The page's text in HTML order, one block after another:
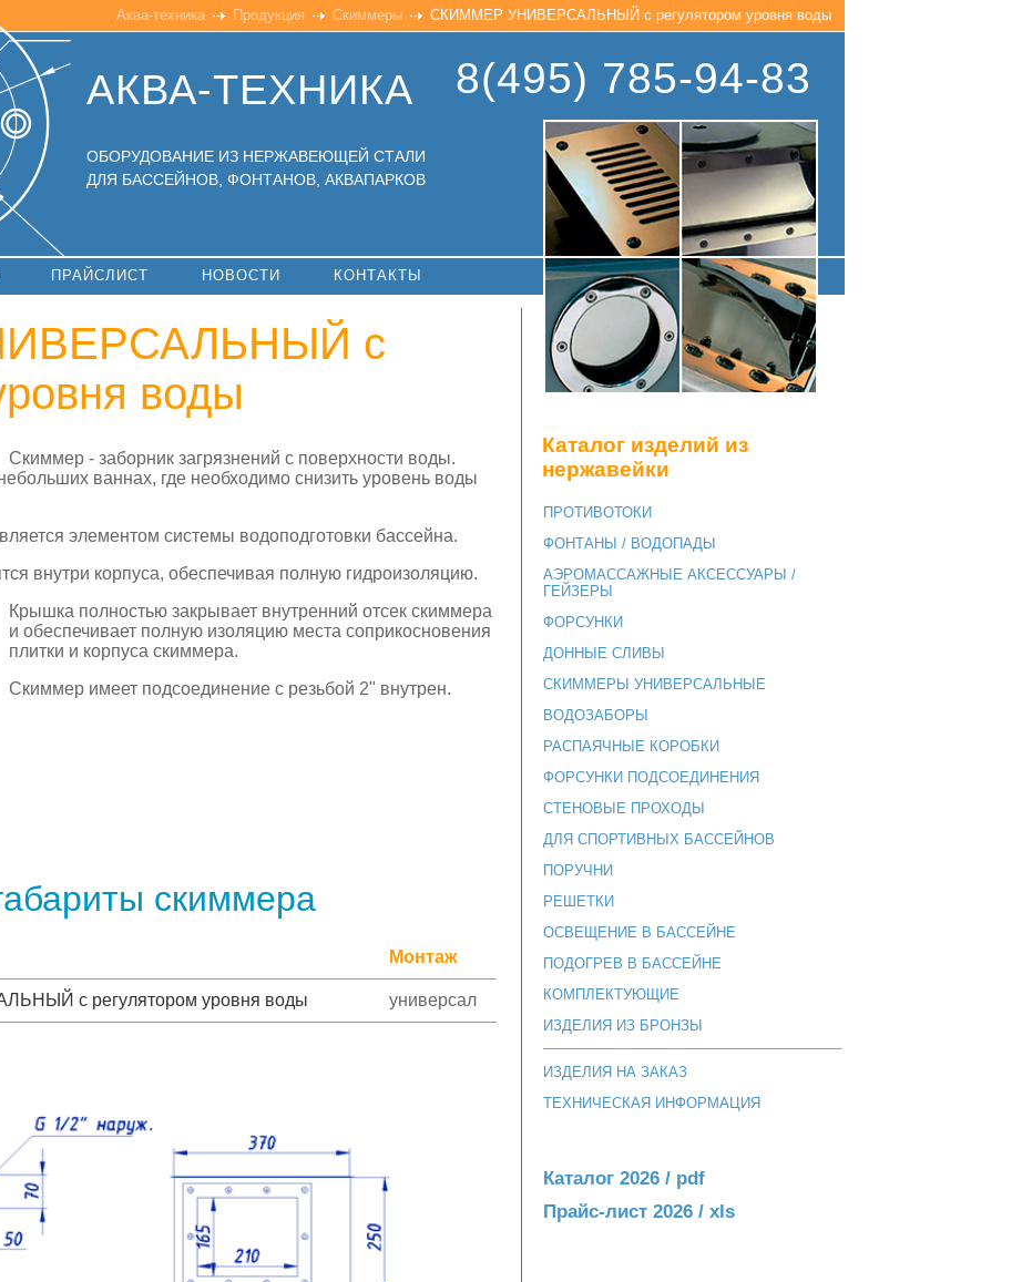
Аква-техника Продукция Скиммеры СКИММЕР УНИВЕРСАЛЬНЫЙ с регулятором уровня воды
8(495) 785-94-83
АКВА-ТЕХНИКА
ОБОРУДОВАНИЕ ИЗ НЕРЖАВЕЮЩЕЙ СТАЛИ
ДЛЯ БАССЕЙНОВ, ФОНТАНОВ, АКВАПАРКОВ
ПРАЙСЛИСТ НОВОСТИ КОНТАКТЫ
с
воды
Скиммер - заборник загрязнений с поверхности воды.
ваннах, где необходимо снизить уровень воды
элементом системы водоподготовки бассейна.
внутри корпуса, обеспечивая полную гидроизоляцию.
Крышка полностью закрывает внутренний отсек скиммера
и обеспечивает полную изоляцию места соприкосновения
плитки и корпуса скиммера.
Скиммер имеет подсоединение с резьбой 2" внутрен.
скиммера
Монтаж
с регулятором уровня воды универсал
Каталог изделий из
нержавейки
ПРОТИВОТОКИ
ФОНТАНЫ / ВОДОПАДЫ
АЭРОМАССАЖНЫЕ АКСЕССУАРЫ /
ГЕЙЗЕРЫ
ФОРСУНКИ
ДОННЫЕ СЛИВЫ
СКИММЕРЫ УНИВЕРСАЛЬНЫЕ
ВОДОЗАБОРЫ
РАСПАЯЧНЫЕ КОРОБКИ
ФОРСУНКИ ПОДСОЕДИНЕНИЯ
СТЕНОВЫЕ ПРОХОДЫ
ДЛЯ СПОРТИВНЫХ БАССЕЙНОВ
ПОРУЧНИ
РЕШЕТКИ
ОСВЕЩЕНИЕ В БАССЕЙНЕ
ПОДОГРЕВ В БАССЕЙНЕ
КОМПЛЕКТУЮЩИЕ
ИЗДЕЛИЯ ИЗ БРОНЗЫ
ИЗДЕЛИЯ НА ЗАКАЗ
ТЕХНИЧЕСКАЯ ИНФОРМАЦИЯ
Каталог 2026 / pdf
Прайс-лист 2026 / xls